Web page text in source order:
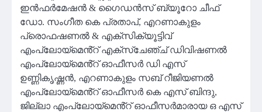
ഇൻഫർമേഷൻ & ഗൈഡൻസ് ബ്യൂറോ ചീഫ്
ഡോ. സംഗീത കെ പ്രതാപ്, എറണാകുളം
പ്രൊഫഷണൽ & എക്സിക്യൂട്ടിവ്
എംപ്ലോയ്‌മെൻ്റ് എക്സ്ചേഞ്ച് ഡിവിഷണൽ
എംപ്ലോയ്‌മെൻ്റ് ഓഫീസർ ഡി എസ്
ഉണ്ണികൃഷ്ണൻ, എറണാകുളം സബ് റീജിയണൽ
എംപ്ലോയ്മെൻ്റ് ഓഫീസർ കെ എസ് ബിന്ദു,
ജില്ലാ എംപ്ലോയ്‌മെൻ്റ് ഓഫീസർമാരായ ഒ എസ്